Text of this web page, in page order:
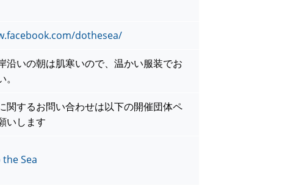
dothesea/
沿いの朝は肌寒いので、温かい服装でお
関するお問い合わせは以下の開催団体ペ
いします
the Sea